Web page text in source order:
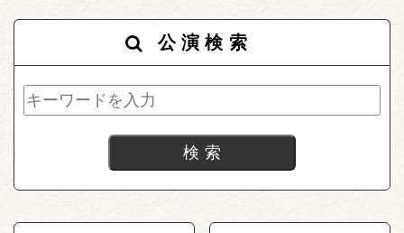
公演検索